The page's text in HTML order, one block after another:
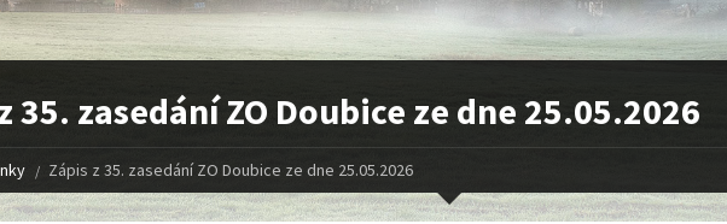
35. zasedání ZO Doubice ze dne 25.05.2026
Zápis z 35. zasedání ZO Doubice ze dne 25.05.2026